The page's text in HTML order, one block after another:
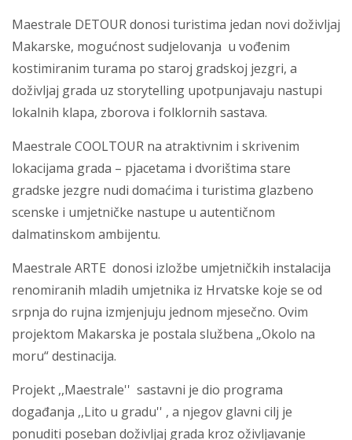
Maestrale DETOUR donosi turistima jedan novi doživljaj
Makarske, mogućnost sudjelovanja u vođenim
kostimiranim turama po staroj gradskoj jezgri, a
doživljaj grada uz storytelling upotpunjavaju nastupi
lokalnih klapa, zborova i folklornih sastava.
Maestrale COOLTOUR na atraktivnim i skrivenim
lokacijama grada – pjacetama i dvorištima stare
gradske jezgre nudi domaćima i turistima glazbeno
scenske i umjetničke nastupe u autentičnom
dalmatinskom ambijentu.
Maestrale ARTE donosi izložbe umjetničkih instalacija
renomiranih mladih umjetnika iz Hrvatske koje se od
srpnja do rujna izmjenjuju jednom mjesečno. Ovim
projektom Makarska je postala službena „Okolo na
moru“ destinacija.
Projekt ,,Maestrale'' sastavni je dio programa
događanja ,,Lito u gradu'' , a njegov glavni cilj je
ponuditi poseban doživljaj grada kroz oživljavanje